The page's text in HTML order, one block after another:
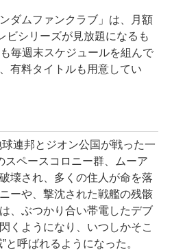
ダムファンクラブ」は、月額
ビシリーズが見放題になるも
毎週末スケジュールを組んで
有料タイトルも用意してい
邦とジオン公国が戦った一
スペースコロニー群、ムーア
壊され、多くの住人が命を落
ーや、撃沈された戦艦の残骸
、ぶつかり合い帯電したデブ
くようになり、いつしかそこ
と呼ばれるようになった。